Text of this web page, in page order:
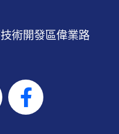
術開發區偉業路